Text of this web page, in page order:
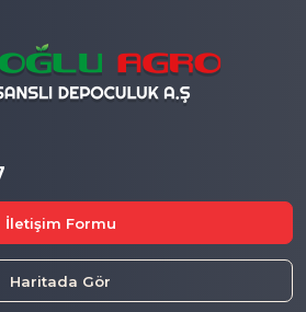
İletişim Formu
Haritada Gör